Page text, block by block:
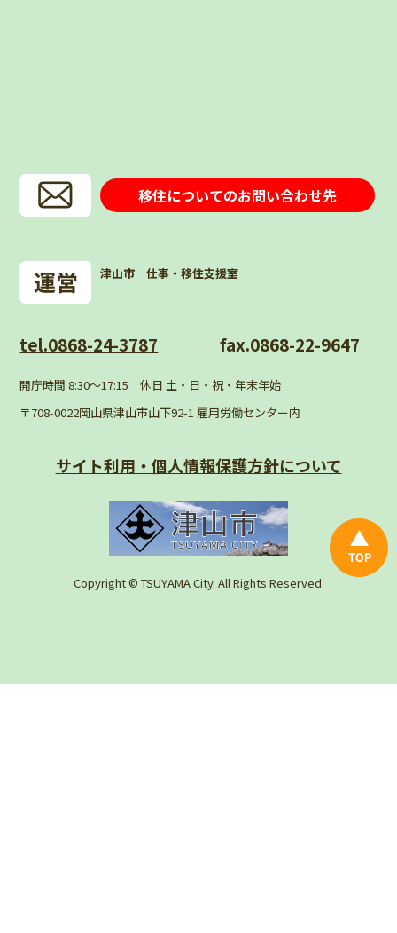
移住についてのお問い合わせ先
津山市 仕事・移住支援室
tel.0868-24-3787 fax.0868-22-9647
開庁時間 8:30〜17:15 休日 土・日・祝・年末年始
〒708-0022岡山県津山市山下92-1 雇用労働センター内
サイト利用・個人情報保護方針について
Copyright © TSUYAMA City. All Rights Reserved.